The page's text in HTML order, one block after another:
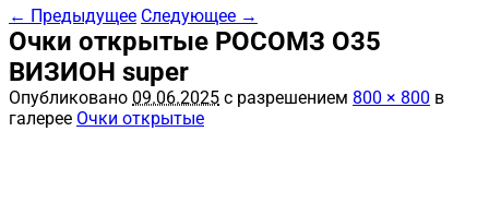
← Предыдущее Следующее →
Очки открытые РОСОМЗ О35
ВИЗИОН super
Опубликовано 09.06.2025 с разрешением 800 × 800 в
галерее Очки открытые